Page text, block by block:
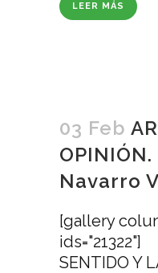
LEER MÁS
03 Feb
OPINIÓN.
Navarro
[gallery
SENTIDO Y